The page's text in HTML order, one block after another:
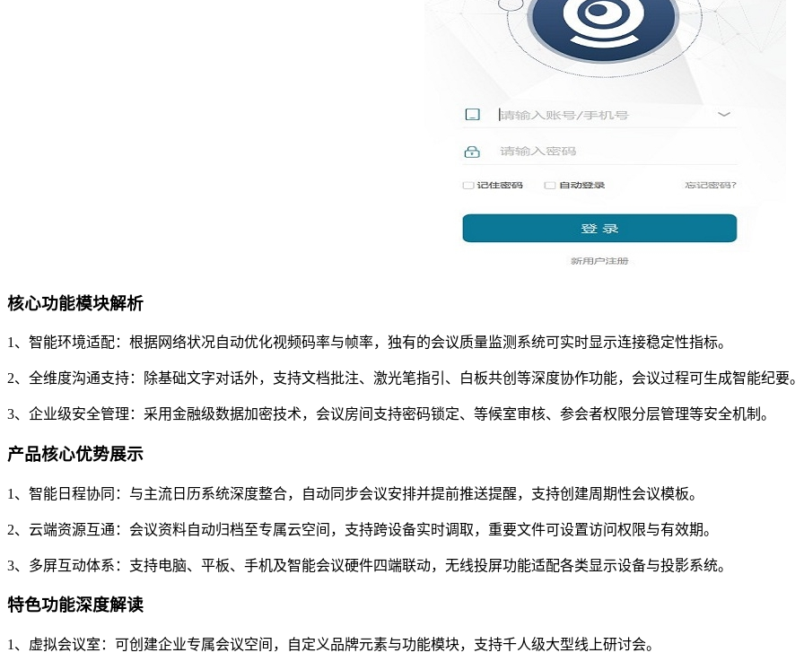
核心功能模块解析
1、智能环境适配：根据网络状况自动优化视频码率与帧率，独有的会议质量监测系统可实时显示连接稳定性指标。
2、全维度沟通支持：除基础文字对话外，支持文档批注、激光笔指引、白板共创等深度协作功能，会议过程可生成智能纪要。
3、企业级安全管理：采用金融级数据加密技术，会议房间支持密码锁定、等候室审核、参会者权限分层管理等安全机制。
产品核心优势展示
1、智能日程协同：与主流日历系统深度整合，自动同步会议安排并提前推送提醒，支持创建周期性会议模板。
2、云端资源互通：会议资料自动归档至专属云空间，支持跨设备实时调取，重要文件可设置访问权限与有效期。
3、多屏互动体系：支持电脑、平板、手机及智能会议硬件四端联动，无线投屏功能适配各类显示设备与投影系统。
特色功能深度解读
1、虚拟会议室：可创建企业专属会议空间，自定义品牌元素与功能模块，支持千人级大型线上研讨会。